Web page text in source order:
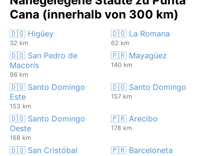
Cana (innerhalb von 300 km)
🇩🇴 Higüey
32 km
🇩🇴 La Romana
62 km
🇩🇴 San Pedro de
Macorís
96 km
🇵🇷 Mayagüez
140 km
🇩🇴 Santo Domingo
Este
153 km
🇩🇴 Santo Domingo
157 km
🇩🇴 Santo Domingo
Oeste
168 km
🇵🇷 Arecibo
178 km
🇩🇴 San Cristóbal 🇵🇷 Barceloneta